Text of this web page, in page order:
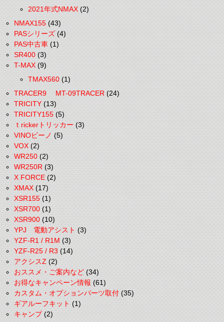
2021年式NMAX(2)
NMAX155(43)
PASシリーズ(4)
PAS中古車(1)
SR400(3)
T-MAX(9)
TMAX560(1)
TRACER9 MT-09TRACER(24)
TRICITY(13)
TRICITY155(5)
ｔrickerトリッカー(3)
VINOビーノ(5)
VOX(2)
WR250(2)
WR250R(3)
X FORCE(2)
XMAX(17)
XSR155(1)
XSR700(1)
XSR900(10)
YPJ 電動アシスト(3)
YZF-R1 / R1M(3)
YZF-R25 / R3(14)
アクシスZ(2)
おススメ・ご案内など(34)
お得なキャンペーン情報(61)
カスタム・オプションパーツ取付(35)
ギアルーフキット(1)
キャンプ(2)